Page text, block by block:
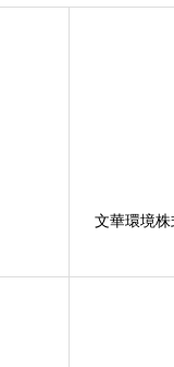
文華環境